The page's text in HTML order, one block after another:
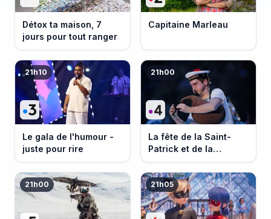
Détox ta maison, 7
jours pour tout ranger
Capitaine Marleau
21h10
Le gala de l'humour -
juste pour rire
21h00
La fête de la Saint-
Patrick et de la
Bretagne
21h00 21h05